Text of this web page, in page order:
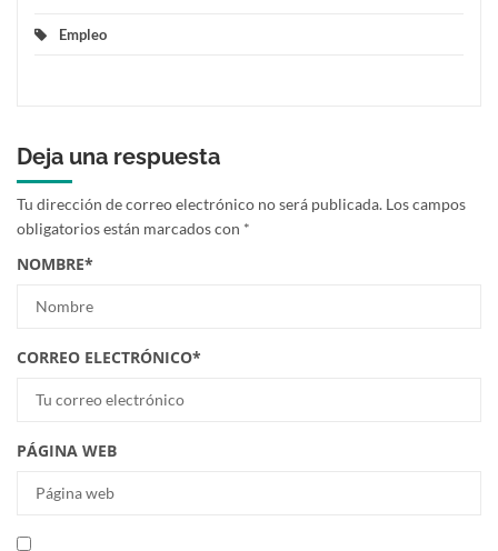
Empleo
Deja una respuesta
Tu dirección de correo electrónico no será publicada. Los campos
obligatorios están marcados con *
NOMBRE*
CORREO ELECTRÓNICO*
PÁGINA WEB